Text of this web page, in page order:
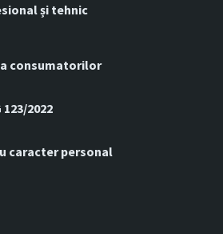
și tehnic
consumatorilor
2022
caracter personal